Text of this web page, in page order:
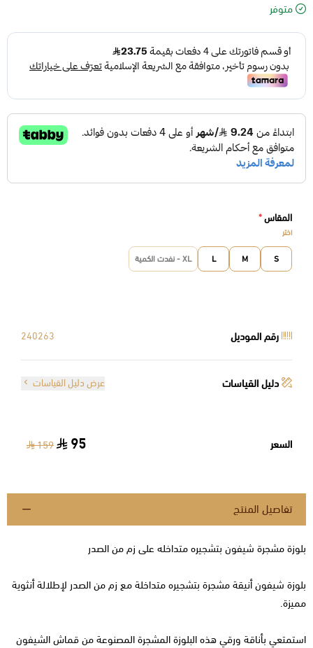
متوفر
المقاس*
اختر
S
M
L XL - نفدت الكمية
رقم الموديل 240263
دليل القياسات عرض دليل القياسات
السعر 95
159
تفاصيل المنتج
بلوزة مشجرة شيفون بتشجيره متداخله على زم من الصدر
بلوزة شيفون أنيقة مشجرة بتشجيره متداخلة مع زم من الصدر لإطلالة أنثوية
مميزة.
استمتعي بأناقة ورقي هذه البلوزة المشجرة المصنوعة من قماش الشيفون